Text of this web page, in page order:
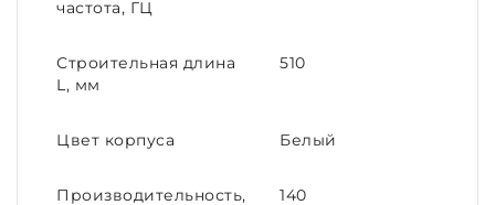
частота, ГЦ
Строительная длина
L, мм
510
Цвет корпуса Белый
Производительность,
140